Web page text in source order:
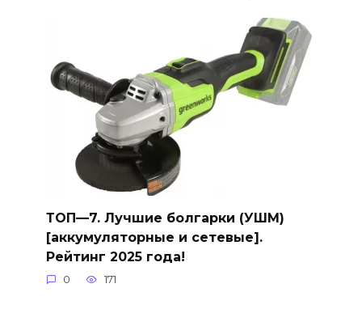
ТОП—7. Лучшие болгарки (УШМ)
[аккумуляторные и сетевые].
Рейтинг 2025 года!
0 171